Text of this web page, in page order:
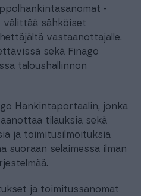
-
välittää sähköiset
vastaanottajalle.
sekä Finago
taloushallinnon
Hankintaportaalin, jonka
tilauksia sekä
ja toimitusilmoituksia
suoraan selaimessa ilman
ja toimitussanomat